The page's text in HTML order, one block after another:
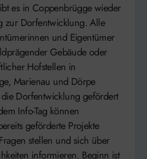
zur Dorfentwicklung. Alle
und Eigentümer
Gebäude oder
Hofstellen in
Marienau und Dörpe
Dorfentwicklung gefördert
Info-Tag können
geförderte Projekte
stellen und sich über
informieren. Beginn ist